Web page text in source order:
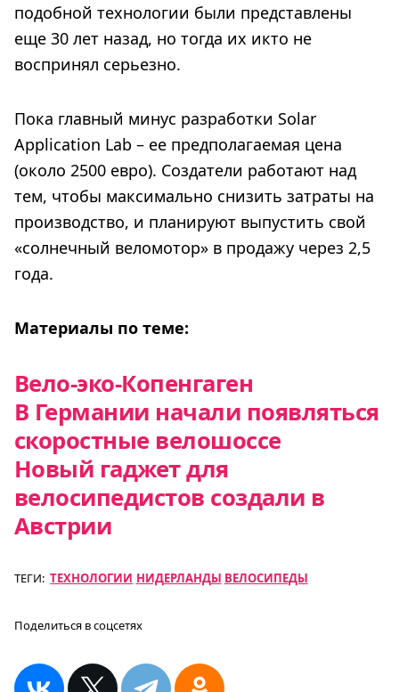
подобной технологии были представлены
еще 30 лет назад, но тогда их икто не
воспринял серьезно.
Пока главный минус разработки Solar
Application Lab – ее предполагаемая цена
(около 2500 евро). Создатели работают над
тем, чтобы максимально снизить затраты на
производство, и планируют выпустить свой
«солнечный веломотор» в продажу через 2,5
года.
Материалы по теме:
Вело-эко-Копенгаген
В Германии начали появляться
скоростные велошоссе
Новый гаджет для
велосипедистов создали в
Австрии
ТЕГИ: ТЕХНОЛОГИИ НИДЕРЛАНДЫ ВЕЛОСИПЕДЫ
Поделиться в соцсетях